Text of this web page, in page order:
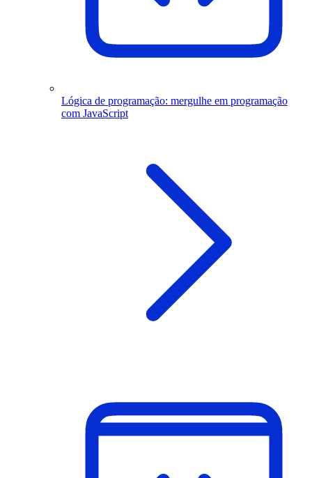
Lógica de programação: mergulhe em programação
com JavaScript